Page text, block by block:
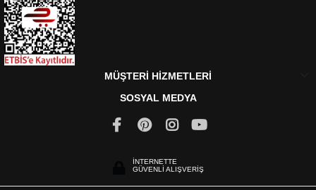
MÜŞTERİ HİZMETLERİ
SOSYAL MEDYA
İNTERNETTE
GÜVENLİ ALIŞVERİŞ